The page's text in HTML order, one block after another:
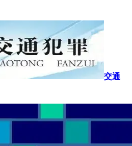
交通